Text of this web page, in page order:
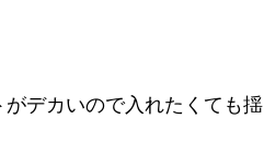
デカいので入れたくても揺